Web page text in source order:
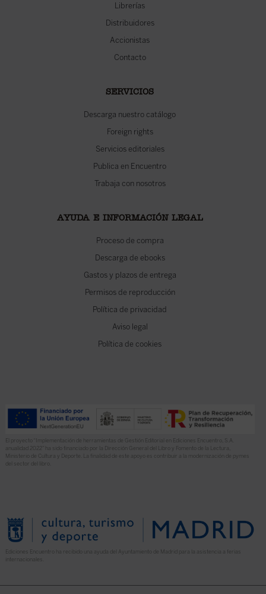
Librerías
Distribuidores
Accionistas
Contacto
SERVICIOS
Descarga nuestro catálogo
Foreign rights
Servicios editoriales
Publica en Encuentro
Trabaja con nosotros
AYUDA E INFORMACIÓN LEGAL
Proceso de compra
Descarga de ebooks
Gastos y plazos de entrega
Permisos de reproducción
Política de privacidad
Aviso legal
Política de cookies
El proyecto “Implementación de herramientas de Gestión Editorial en Ediciones Encuentro, S.A.
anualidad 2022” ha sido financiado por la Dirección General del Libro y Fomento de la Lectura,
Ministerio de Cultura y Deporte. La finalidad de este apoyo es contribuir a la modernización de pymes
del sector del libro.
Ediciones Encuentro ha recibido una ayuda del Ayuntamiento de Madrid para la asistencia a ferias